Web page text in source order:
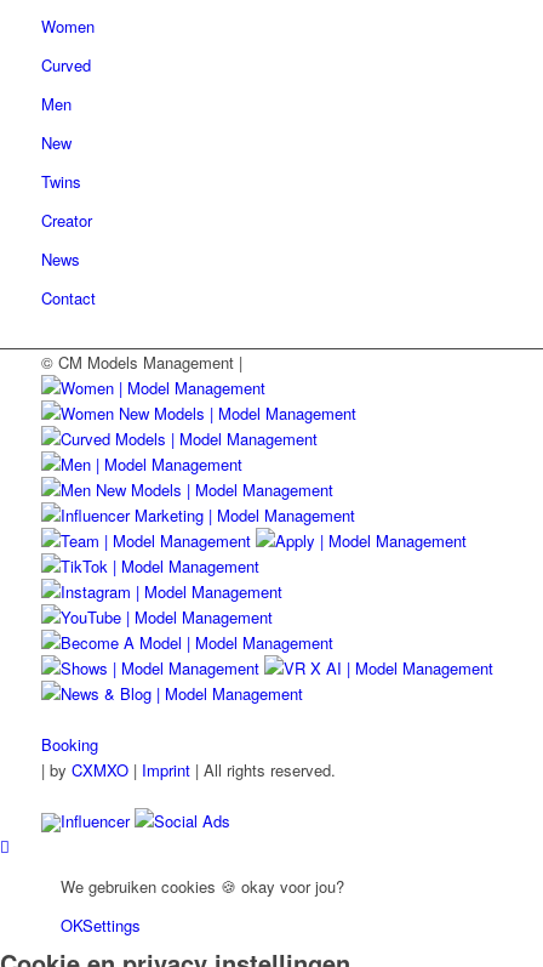
Women
Curved
Men
New
Twins
Creator
News
Contact
© CM Models Management |
Booking
| by CXMXO| Imprint| All rights reserved.
Influencer Social Ads
We gebruiken cookies 🍪 okay voor jou?
OKSettings